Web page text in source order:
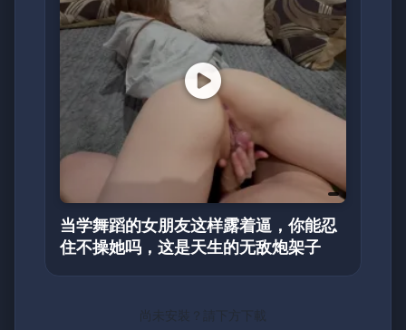
当学舞蹈的女朋友这样露着逼，你能忍
住不操她吗，这是天生的无敌炮架子
尚未安裝？請下方下載